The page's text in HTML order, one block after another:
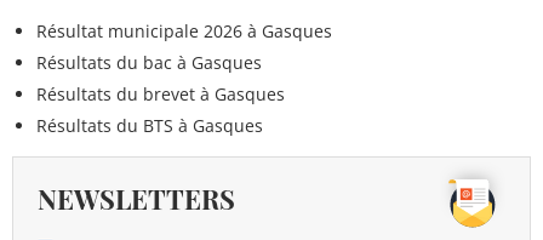
Résultat municipale 2026 à Gasques
Résultats du bac à Gasques
Résultats du brevet à Gasques
Résultats du BTS à Gasques
NEWSLETTERS